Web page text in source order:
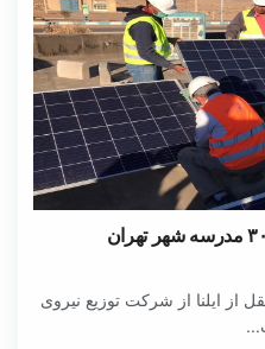
از ایلنا از شرکت توزیع نیروی